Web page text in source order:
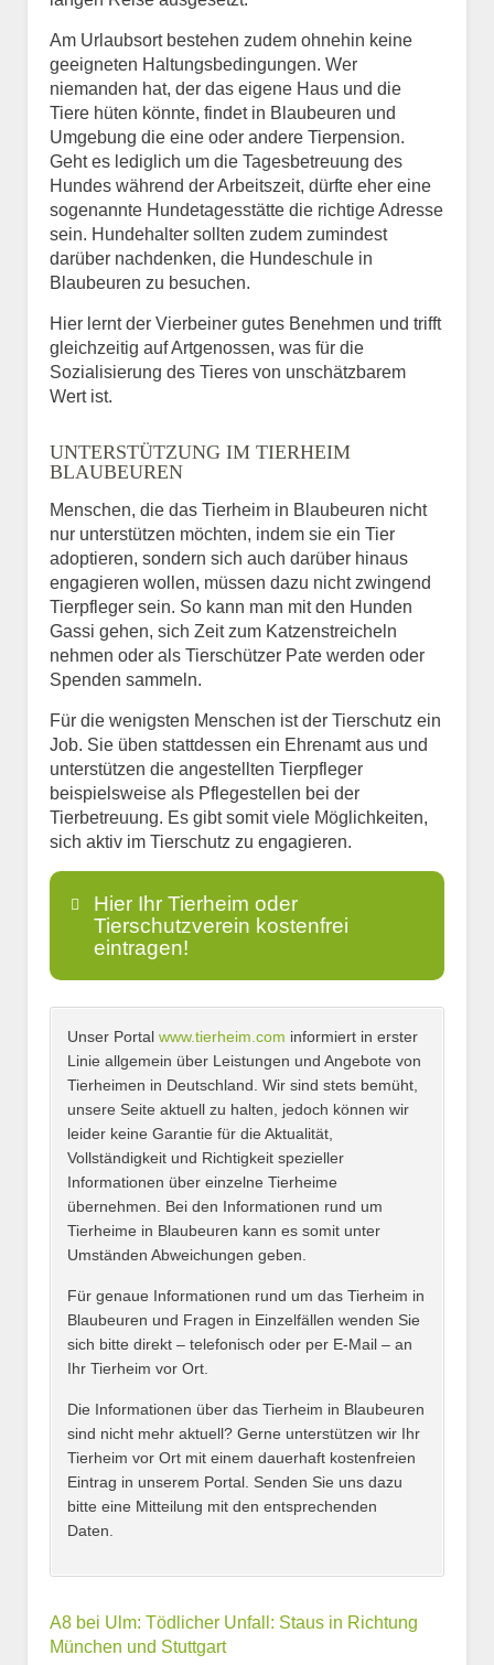
Am Urlaubsort bestehen zudem ohnehin keine
geeigneten Haltungsbedingungen. Wer
niemanden hat, der das eigene Haus und die
Tiere hüten könnte, findet in Blaubeuren und
Umgebung die eine oder andere Tierpension.
Geht es lediglich um die Tagesbetreuung des
Hundes während der Arbeitszeit, dürfte eher eine
sogenannte Hundetagesstätte die richtige Adresse
sein. Hundehalter sollten zudem zumindest
darüber nachdenken, die Hundeschule in
Blaubeuren zu besuchen.
Hier lernt der Vierbeiner gutes Benehmen und trifft
gleichzeitig auf Artgenossen, was für die
Sozialisierung des Tieres von unschätzbarem
Wert ist.
UNTERSTÜTZUNG IM TIERHEIM
BLAUBEUREN
Menschen, die das Tierheim in Blaubeuren nicht
nur unterstützen möchten, indem sie ein Tier
adoptieren, sondern sich auch darüber hinaus
engagieren wollen, müssen dazu nicht zwingend
Tierpfleger sein. So kann man mit den Hunden
Gassi gehen, sich Zeit zum Katzenstreicheln
nehmen oder als Tierschützer Pate werden oder
Spenden sammeln.
Für die wenigsten Menschen ist der Tierschutz ein
Job. Sie üben stattdessen ein Ehrenamt aus und
unterstützen die angestellten Tierpfleger
beispielsweise als Pflegestellen bei der
Tierbetreuung. Es gibt somit viele Möglichkeiten,
sich aktiv im Tierschutz zu engagieren.
Hier Ihr Tierheim oder
Tierschutzverein kostenfrei
eintragen!
Name*
E-Mail*
Name des Tierheims*
Kontaktmöglichkeiten
Unser Portal www.tierheim.com informiert in erster
Linie allgemein über Leistungen und Angebote von
Tierheimen in Deutschland. Wir sind stets bemüht,
unsere Seite aktuell zu halten, jedoch können wir
leider keine Garantie für die Aktualität,
Vollständigkeit und Richtigkeit spezieller
Informationen über einzelne Tierheime
übernehmen. Bei den Informationen rund um
Tierheime in Blaubeuren kann es somit unter
Umständen Abweichungen geben.
Für genaue Informationen rund um das Tierheim in
Blaubeuren und Fragen in Einzelfällen wenden Sie
sich bitte direkt – telefonisch oder per E-Mail – an
Ihr Tierheim vor Ort.
Die Informationen über das Tierheim in Blaubeuren
sind nicht mehr aktuell? Gerne unterstützen wir Ihr
Tierheim vor Ort mit einem dauerhaft kostenfreien
Eintrag in unserem Portal. Senden Sie uns dazu
bitte eine Mitteilung mit den entsprechenden
Daten.
A8 bei Ulm: Tödlicher Unfall: Staus in Richtung
München und Stuttgart